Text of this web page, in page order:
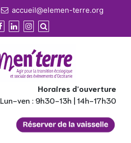
accueil@elemen-terre.org
Horaires d’ouverture
Lun-ven : 9h30-13h | 14h-17h30